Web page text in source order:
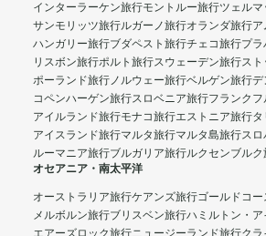
インターラーケン旅行モントルー旅行ツェル
サンモリッツ旅行ルガーノ旅行オランダ旅行ア
ハンガリー旅行ブダペスト旅行チェコ旅行プラ
リスボン旅行ポルト旅行スウェーデン旅行ス
ポーランド旅行ノルウェー旅行ベルゲン旅行デ
コペンハーゲン旅行スロベニア旅行フランク
アイルランド旅行モナコ旅行エストニア旅行タ
アイスランド旅行マルタ旅行マルタ島旅行ス
ルーマニア旅行ブルガリア旅行ルクセンブルク
オセアニア・南太平洋
オーストラリア旅行ケアンズ旅行ゴールドコ
メルボルン旅行ブリスベン旅行ハミルトン・
エアーズロック旅行ニュージーランド旅行ク